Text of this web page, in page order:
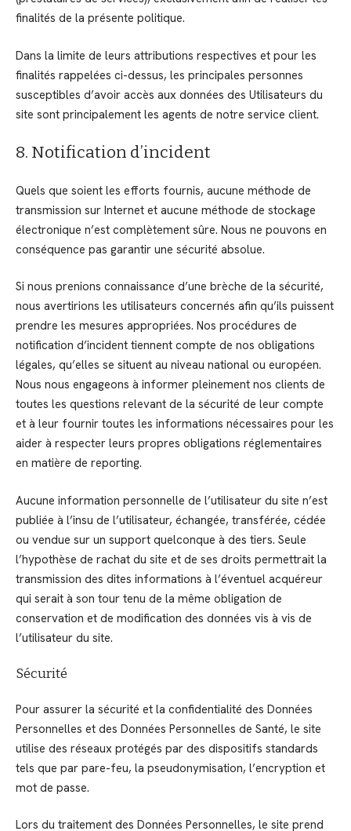
finalités de la présente politique.
Dans la limite de leurs attributions respectives et pour les
finalités rappelées ci-dessus, les principales personnes
susceptibles d’avoir accès aux données des Utilisateurs du
site sont principalement les agents de notre service client.
8. Notification d’incident
Quels que soient les efforts fournis, aucune méthode de
transmission sur Internet et aucune méthode de stockage
électronique n’est complètement sûre. Nous ne pouvons en
conséquence pas garantir une sécurité absolue.
Si nous prenions connaissance d’une brèche de la sécurité,
nous avertirions les utilisateurs concernés afin qu’ils puissent
prendre les mesures appropriées. Nos procédures de
notification d’incident tiennent compte de nos obligations
légales, qu’elles se situent au niveau national ou européen.
Nous nous engageons à informer pleinement nos clients de
toutes les questions relevant de la sécurité de leur compte
et à leur fournir toutes les informations nécessaires pour les
aider à respecter leurs propres obligations réglementaires
en matière de reporting.
Aucune information personnelle de l’utilisateur du site n’est
publiée à l’insu de l’utilisateur, échangée, transférée, cédée
ou vendue sur un support quelconque à des tiers. Seule
l’hypothèse de rachat du site et de ses droits permettrait la
transmission des dites informations à l’éventuel acquéreur
qui serait à son tour tenu de la même obligation de
conservation et de modification des données vis à vis de
l’utilisateur du site.
Sécurité
Pour assurer la sécurité et la confidentialité des Données
Personnelles et des Données Personnelles de Santé, le site
utilise des réseaux protégés par des dispositifs standards
tels que par pare-feu, la pseudonymisation, l’encryption et
mot de passe.
Lors du traitement des Données Personnelles, le site prend